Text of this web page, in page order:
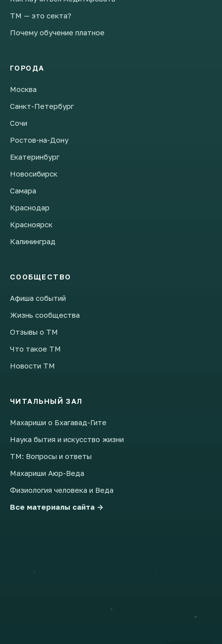
ТМ — это секта?
Почему обучение платное
ГОРОДА
Москва
Санкт-Петербург
Сочи
Ростов-на-Дону
Екатеринбург
Новосибирск
Самара
Краснодар
Красноярск
Калининград
СООБЩЕСТВО
Афиша событий
Жизнь сообщества
Отзывы о ТМ
Что такое ТМ
Новости ТМ
ЧИТАЛЬНЫЙ ЗАЛ
Махариши о Бхагавад-Гите
Наука бытия и искусство жизни
ТМ: Вопросы и ответы
Махариши Аюр-Веда
Физиология человека и Веда
Все материалы сайта →